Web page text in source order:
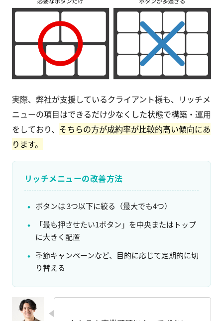
実際、弊社が支援しているクライアント様も、リッチメ
ニューの項目はできるだけ少なくした状態で構築・運用
をしており、 そちらの方が成約率が比較的高い傾向にあ
ります。
リッチメニューの改善方法
ボタンは 3つ以下に絞る（最大でも4つ）
「最も押させたい1ボタン」を中央またはトップ
に大きく配置
季節キャンペーンなど、目的に応じて定期的に切
り替える